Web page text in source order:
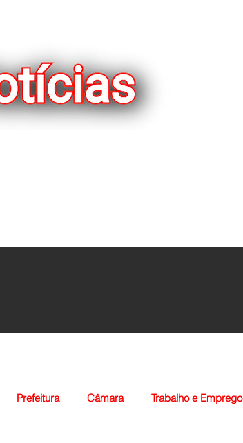
Prefeitura Câmara Trabalho e Emprego